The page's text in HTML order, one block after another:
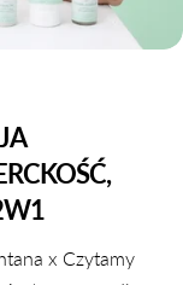
x Czytamy